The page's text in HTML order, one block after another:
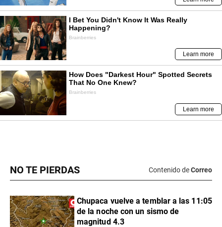
NO TE PIERDAS Contenido deCorreo
Chupaca vuelve a temblar a las 11:05
de la noche con un sismo de
magnitud 4.3